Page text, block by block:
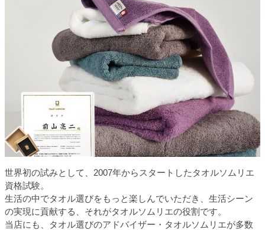
世界初の試みとして、2007年からスタートしたタオルソムリエ
資格試験。
生活の中でタオル選びをもっと楽しんでいただき、生活シーン
の実現に貢献する、それがタオルソムリエの役割です。
当店にも、タオル選びのアドバイザー・タオルソムリエが多数